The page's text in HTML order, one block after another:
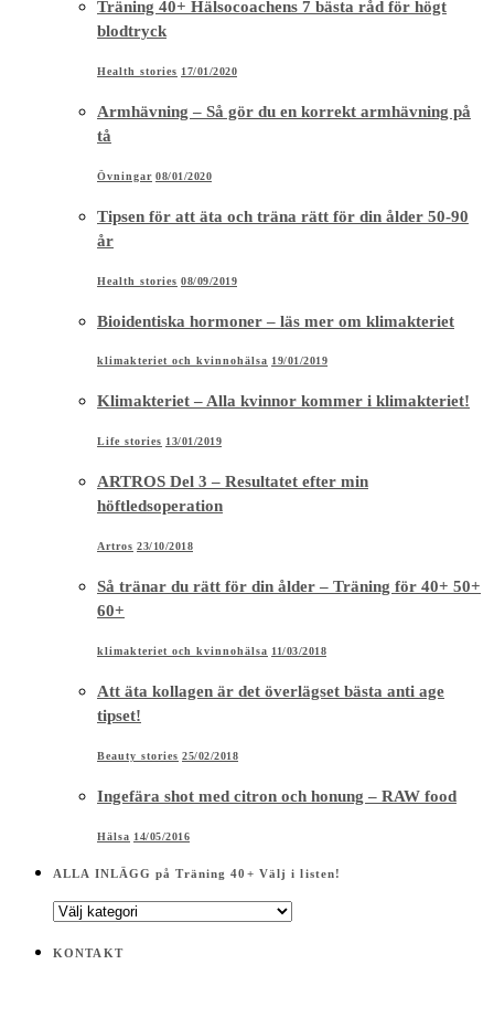
Träning 40+ Hälsocoachens 7 bästa råd för högt
blodtryck
Health stories 17/01/2020
Armhävning – Så gör du en korrekt armhävning på
tå
Övningar 08/01/2020
Tipsen för att äta och träna rätt för din ålder 50-90
år
Health stories 08/09/2019
Bioidentiska hormoner – läs mer om klimakteriet
klimakteriet och kvinnohälsa 19/01/2019
Klimakteriet – Alla kvinnor kommer i klimakteriet!
Life stories 13/01/2019
ARTROS Del 3 – Resultatet efter min
höftledsoperation
Artros 23/10/2018
Så tränar du rätt för din ålder – Träning för 40+ 50+
60+
klimakteriet och kvinnohälsa 11/03/2018
Att äta kollagen är det överlägset bästa anti age
tipset!
Beauty stories 25/02/2018
Ingefära shot med citron och honung – RAW food
Hälsa 14/05/2016
ALLA INLÄGG på Träning 40+ Välj i listen!
ALLA
på
KONTAKT